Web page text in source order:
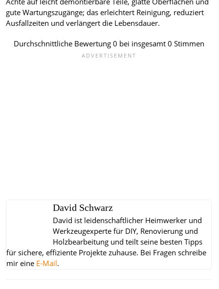
gute Wartungszugänge; das erleichtert Reinigung, reduziert
Ausfallzeiten und verlängert die Lebensdauer.
Durchschnittliche Bewertung0 bei insgesamt0 Stimmen
David Schwarz
David ist leidenschaftlicher Heimwerker und
Werkzeugexperte für DIY, Renovierung und
Holzbearbeitung und teilt seine besten Tipps
für sichere, effiziente Projekte zuhause. Bei Fragen schreibe
mir eine E-Mail.